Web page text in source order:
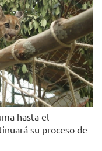
hasta el
su proceso de